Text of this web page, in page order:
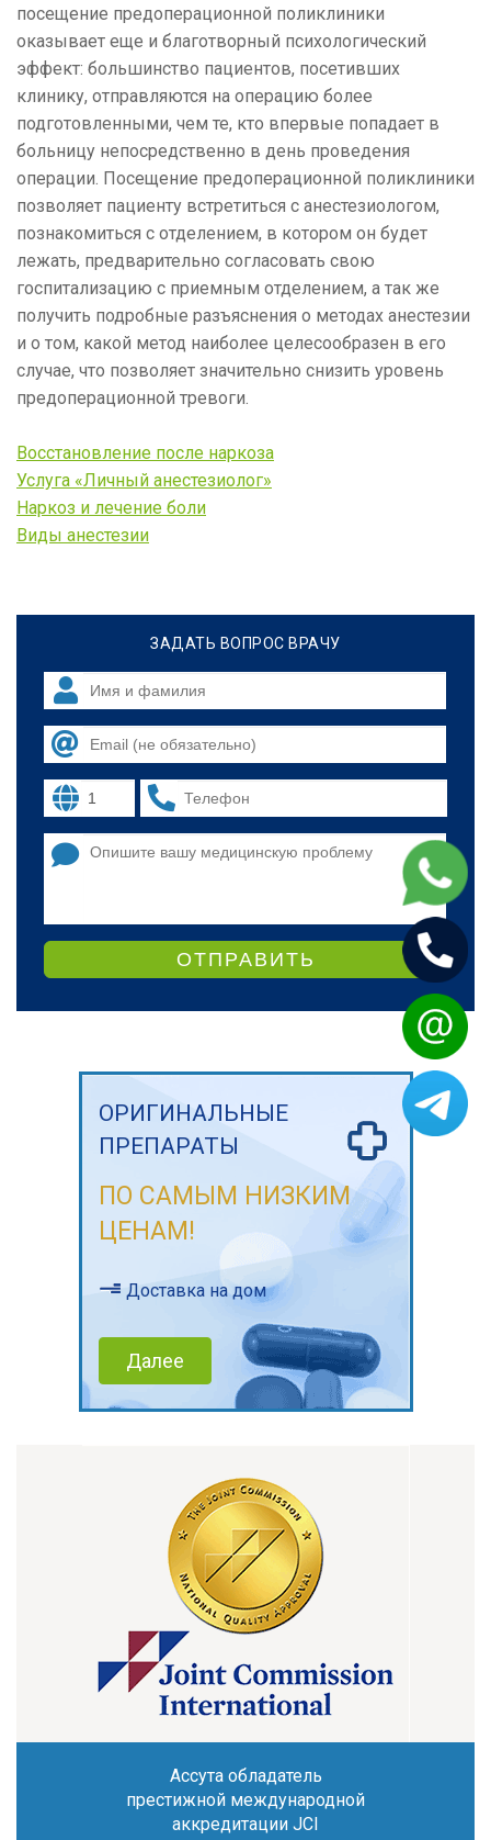
посещение предоперационной поликлиники
оказывает еще и благотворный психологический
эффект: большинство пациентов, посетивших
клинику, отправляются на операцию более
подготовленными, чем те, кто впервые попадает в
больницу непосредственно в день проведения
операции. Посещение предоперационной поликлиники
позволяет пациенту встретиться с анестезиологом,
познакомиться с отделением, в котором он будет
лежать, предварительно согласовать свою
госпитализацию с приемным отделением, а так же
получить подробные разъяснения о методах анестезии
и о том, какой метод наиболее целесообразен в его
случае, что позволяет значительно снизить уровень
предоперационной тревоги.
Восстановление после наркоза
Услуга «Личный анестезиолог»
Наркоз и лечение боли
Виды анестезии
ЗАДАТЬ ВОПРОС ВРАЧУ
ОТПРАВИТЬ
ОРИГИНАЛЬНЫЕ
ПРЕПАРАТЫ
ПО САМЫМ НИЗКИМ
ЦЕНАМ!
Доставка на дом
Далее
Ассута обладатель
престижной международной
аккредитации JCI